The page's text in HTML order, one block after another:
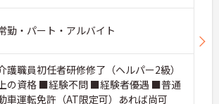
勤・パート・アルバイト
護職員初任者研修修了（ヘルパー2級）
の資格 ■経験不問 ■経験者優遇 ■普通
車運転免許（AT限定可）あれば尚可